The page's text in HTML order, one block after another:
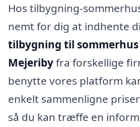
Hos tilbygning-
nemt for dig at indhente
tilbygning til sommerhus
Mejeribyfra forskellige
benytte vores platform
enkelt sammenligne
så du kan træffe en